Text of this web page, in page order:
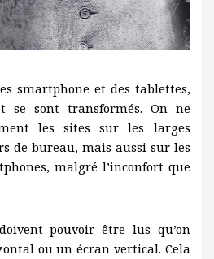
smartphone et des tablettes,
se sont transformés. On ne
les sites sur les larges
de bureau, mais aussi sur les
malgré l’inconfort que
pouvoir être lus qu’on
ou un écran vertical. Cela